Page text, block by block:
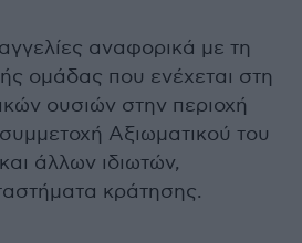
αναφορικά με τη
ομάδας που ενέχεται στη
ουσιών στην περιοχή
Αξιωματικού του
άλλων ιδιωτών,
κράτησης.